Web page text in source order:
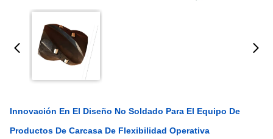
Innovación En El Diseño No Soldado Para El Equipo De
Productos De Carcasa De Flexibilidad Operativa